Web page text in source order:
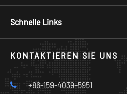
Schnelle Links
KONTAKTIEREN SIE UNS
+86-159-4039-5951